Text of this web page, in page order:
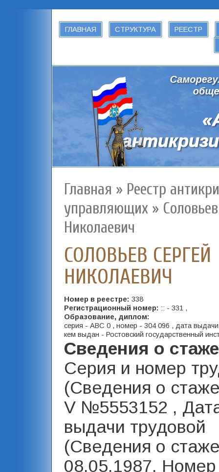
ГЛАВНАЯ СТРУКТУРА РЕЕСТР
Главная » Реестр
управляющих »
Николаевич
СОЛОВЬЕВ СЕРГЕЙ
НИКОЛАЕВИЧ
Номер в реестре: 338
Регистрационный номер: :: - 331 ,
Образование, диплом:
серия - АВС 0 , номер - 304 096 , дата
кем выдан - Ростовский государственный
Сведения о
Серия и номер
(Сведения о
V №5553152 ,
выдачи трудовой
(Сведения о
08.05.1987, Номер